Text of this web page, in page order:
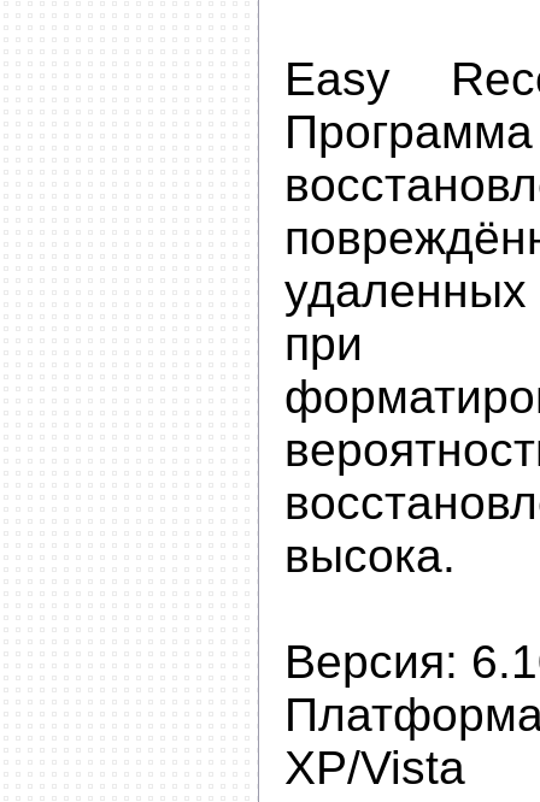
Easy
при
высока.
Версия:
XP/Vista